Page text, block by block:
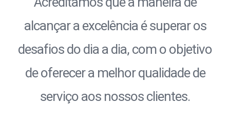
alcançar a excelência é superar os
desafios do dia a dia, com o objetivo
de oferecer a melhor qualidade de
serviço aos nossos clientes.